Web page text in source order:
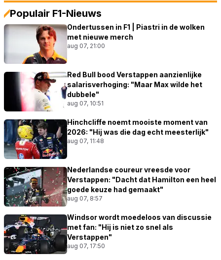
Populair F1-Nieuws
Ondertussen in F1 | Piastri in de wolken
met nieuwe merch
aug 07, 21:00
Red Bull bood Verstappen aanzienlijke
salarisverhoging: "Maar Max wilde het
dubbele"
aug 07, 10:51
Hinchcliffe noemt mooiste moment van
2026: "Hij was die dag echt meesterlijk"
aug 07, 11:48
Nederlandse coureur vreesde voor
Verstappen: "Dacht dat Hamilton een heel
goede keuze had gemaakt"
aug 07, 8:57
Windsor wordt moedeloos van discussie
met fan: "Hij is niet zo snel als
Verstappen"
aug 07, 17:50